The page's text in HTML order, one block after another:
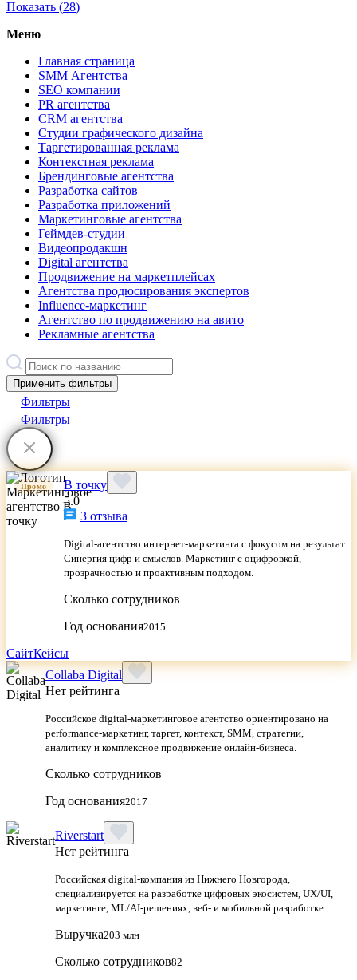
Показать (28)
Меню
Главная страница
SMM Агентства
SEO компании
PR агентства
CRM агентства
Студии графического дизайна
Таргетированная реклама
Контекстная реклама
Брендинговые агентства
Разработка сайтов
Разработка приложений
Маркетинговые агентства
Геймдев-студии
Видеопродакшн
Digital агентства
Продвижение на маркетплейсах
Агентства продюсирования экспертов
Influence-маркетинг
Агентство по продвижению на авито
Рекламные агентства
Применить фильтры
Фильтры
Фильтры
Промо
В точку
5.0
3 отзыва
Digital-агентство интернет-маркетинга с фокусом на результат.
Синергия цифр и смыслов. Маркетинг с оцифровкой,
прозрачностью и проактивным подходом.
Сколько сотрудников
Год основания2015
СайтКейсы
Collaba Digital
Нет рейтинга
Российское digital-маркетинговое агентство ориентировано на
performance-маркетинг, таргет, контекст, SMM, стратегии,
аналитику и комплексное продвижение онлайн-бизнеса.
Сколько сотрудников
Год основания2017
Riverstart
Нет рейтинга
Российская digital‑компания из Нижнего Новгорода,
специализируется на разработке цифровых экосистем, UX/UI,
маркетинге, ML/AI‑решениях, веб‑ и мобильной разработке.
Выручка203 млн
Сколько сотрудников82